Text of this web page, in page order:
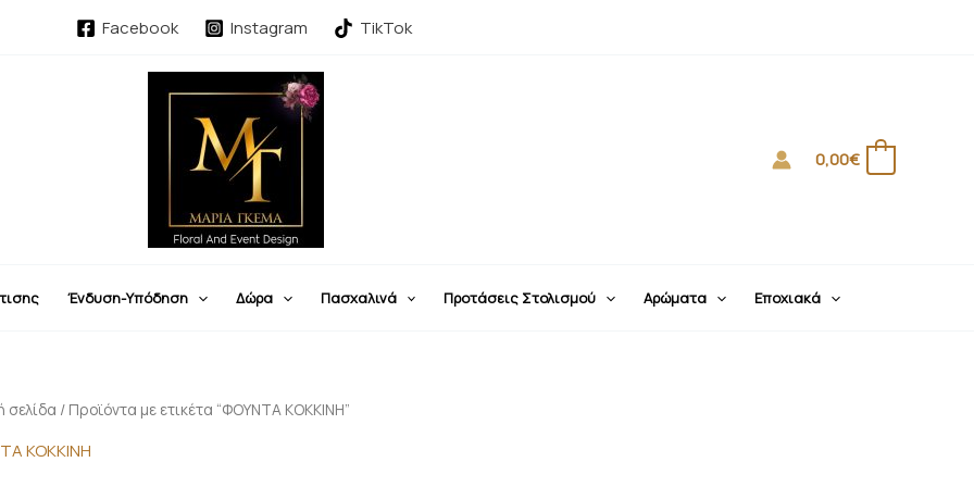
Facebook Instagram TikTok
0,00€
Ένδυση-Υπόδηση Δώρα Πασχαλινά Προτάσεις Στολισμού Αρώματα Εποχιακά
σελίδα / Προϊόντα με ετικέτα “ΦΟΥΝΤΑ ΚΟΚΚΙΝΗ”
ΚΟΚΚΙΝΗ
by
latest